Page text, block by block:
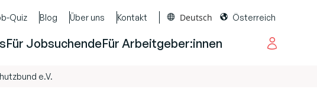
Quiz Blog Über uns Kontakt Deutsch Österreich
Für JobsuchendeFür Arbeitgeber:innen
e.V.